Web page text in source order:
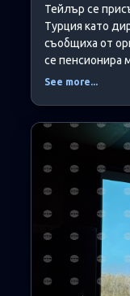
Тейлър се
Турция като
съобщиха от
се пенсионира
See more...